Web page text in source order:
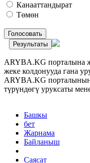
Канааттандырат
Төмөн
Голосовать
Результаты
ARYBA.KG порталына
жеке колдонууда гана
ARYBA.KG
түрүндөгү уруксаты
Башкы
бет
Жарнама
Байланыш
Саясат